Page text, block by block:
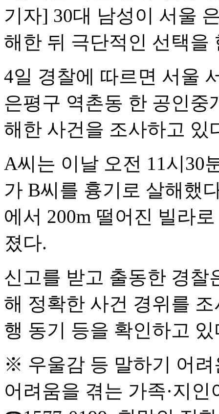
기자] 30대 남성이 서울
해한 뒤 극단적인 선택을
4일 경찰에 따르면 서울
은평구 역촌동 한 공인중
해한 사건을 조사하고 있
A씨는 이날 오전 11시30
가 B씨를 흉기로 살해했
에서 200m 떨어진 빌라
졌다.
신고를 받고 출동한 경찰
해 정확한 사건 경위를
행 동기 등을 확인하고
※ 우울감 등 말하기 어
어려움을 겪는 가족·지